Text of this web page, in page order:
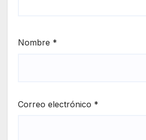
Nombre *
Correo electrónico *